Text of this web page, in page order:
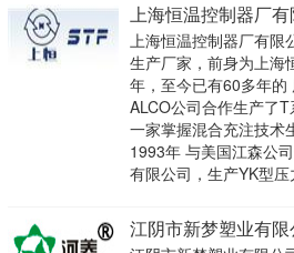
上海恒温控制器厂有
上海恒温控制器厂有限
生产厂家，前身为上海
年，至今已有60多年
ALCO公司合作生产了
一家掌握混合充注技术
1993年 与美国江森公
有限公司，生产YK型压
江阴市新梦塑业有限